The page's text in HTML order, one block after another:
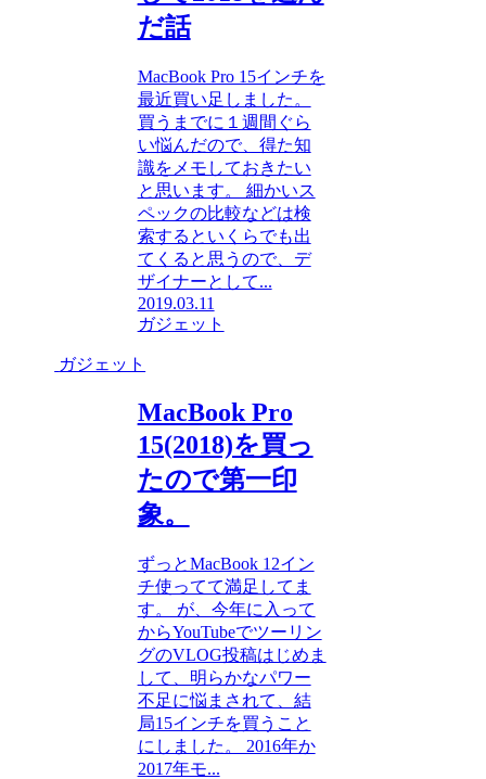
だ話
MacBook Pro 15インチを
最近買い足しました。
買うまでに１週間ぐら
い悩んだので、得た知
識をメモしておきたい
と思います。 細かいス
ペックの比較などは検
索するといくらでも出
てくると思うので、デ
ザイナーとして...
2019.03.11
ガジェット
ガジェット
MacBook Pro
15(2018)を買っ
たので第一印
象。
ずっとMacBook 12イン
チ使ってて満足してま
す。 が、今年に入って
からYouTubeでツーリン
グのVLOG投稿はじめま
して、明らかなパワー
不足に悩まされて、結
局15インチを買うこと
にしました。 2016年か
2017年モ...